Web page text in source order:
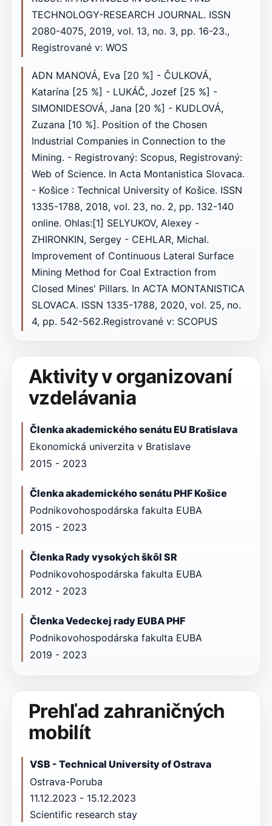
TECHNOLOGY-RESEARCH JOURNAL. ISSN
2080-4075, 2019, vol. 13, no. 3, pp. 16-23.,
Registrované v: WOS
ADN MANOVÁ, Eva [20 %] - ČULKOVÁ,
Katarína [25 %] - LUKÁČ, Jozef [25 %] -
SIMONIDESOVÁ, Jana [20 %] - KUDLOVÁ,
Zuzana [10 %]. Position of the Chosen
Industrial Companies in Connection to the
Mining. - Registrovaný: Scopus, Registrovaný:
Web of Science. In Acta Montanistica Slovaca.
- Košice : Technical University of Košice. ISSN
1335-1788, 2018, vol. 23, no. 2, pp. 132-140
online. Ohlas:[1] SELYUKOV, Alexey -
ZHIRONKIN, Sergey - CEHLAR, Michal.
Improvement of Continuous Lateral Surface
Mining Method for Coal Extraction from
Closed Mines' Pillars. In ACTA MONTANISTICA
SLOVACA. ISSN 1335-1788, 2020, vol. 25, no.
4, pp. 542-562.Registrované v: SCOPUS
Aktivity v organizovaní
vzdelávania
Členka akademického senátu EU Bratislava
Ekonomická univerzita v Bratislave
2015 - 2023
Členka akademického senátu PHF Košice
Podnikovohospodárska fakulta EUBA
2015 - 2023
Členka Rady vysokých škôl SR
Podnikovohospodárska fakulta EUBA
2012 - 2023
Členka Vedeckej rady EUBA PHF
Podnikovohospodárska fakulta EUBA
2019 - 2023
Prehľad zahraničných
mobilít
VSB - Technical University of Ostrava
Ostrava-Poruba
11.12.2023 - 15.12.2023
Scientific research stay